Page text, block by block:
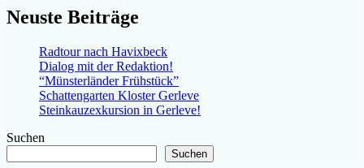
Neuste Beiträge
Radtour nach Havixbeck
Dialog mit der Redaktion!
“Münsterländer Frühstück”
Schattengarten Kloster Gerleve
Steinkauzexkursion in Gerleve!
Suchen
Suchen